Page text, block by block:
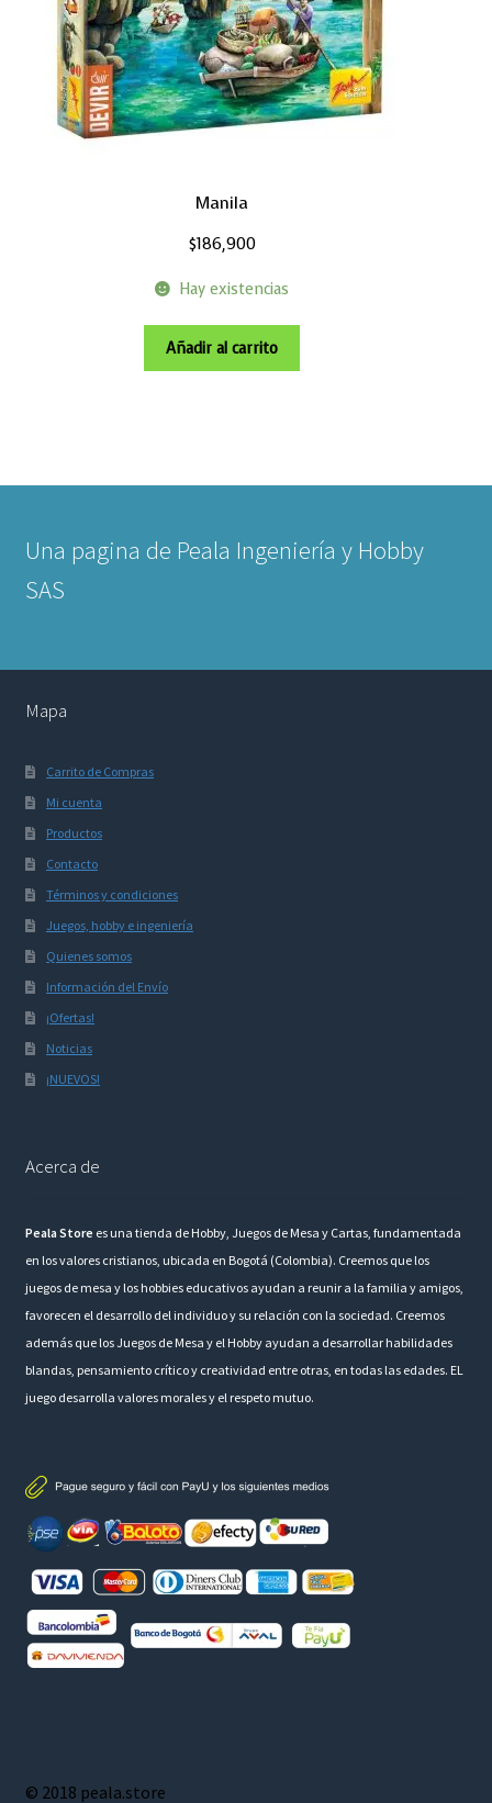
Manila
$186,900
Hay existencias
Añadir al carrito
Una pagina de Peala Ingeniería y Hobby
SAS
Mapa
Carrito de Compras
Mi cuenta
Productos
Contacto
Términos y condiciones
Juegos, hobby e ingeniería
Quienes somos
Información del Envío
¡Ofertas!
Noticias
¡NUEVOS!
Acerca de
Peala Store es una tienda de Hobby, Juegos de Mesa y Cartas, fundamentada
en los valores cristianos, ubicada en Bogotá (Colombia). Creemos que los
juegos de mesa y los hobbies educativos ayudan a reunir a la familia y amigos,
favorecen el desarrollo del individuo y su relación con la sociedad. Creemos
además que los Juegos de Mesa y el Hobby ayudan a desarrollar habilidades
blandas, pensamiento crítico y creatividad entre otras, en todas las edades. EL
juego desarrolla valores morales y el respeto mutuo.
© 2018 peala.store